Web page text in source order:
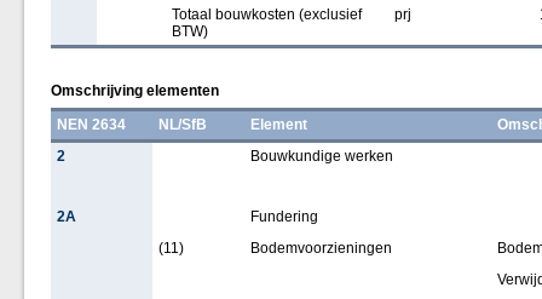
Totaal bouwkosten (exclusief
BTW)
prj
Omschrijving elementen
NEN 2634
NL/SfB Element
2
Bouwkundige werken
2A
Fundering
(11)
Bodemvoorzieningen